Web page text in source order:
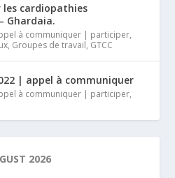
les cardiopathies
Ghardaia.
à communiquer | participer,
, Groupes de travail, GTCC
| appel à communiquer
à communiquer | participer,
2026